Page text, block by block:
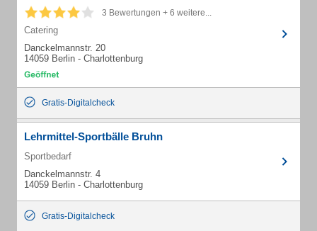
3 Bewertungen + 6 weitere...
Catering
Danckelmannstr. 20
14059 Berlin - Charlottenburg
Gratis-Digitalcheck
Lehrmittel-Sportbälle Bruhn
Sportbedarf
Danckelmannstr. 4
14059 Berlin - Charlottenburg
Gratis-Digitalcheck